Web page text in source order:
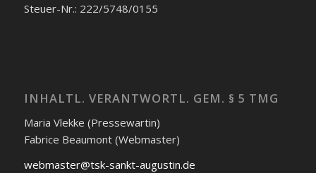
Steuer-Nr.: 222/5748/0155
INHALTL. VERANTWORTL. GEM. § 5 TMG
Maria Vlekke (Pressewartin)
Fabrice Beaumont (Webmaster)
webmaster@tsk-sankt-augustin.de